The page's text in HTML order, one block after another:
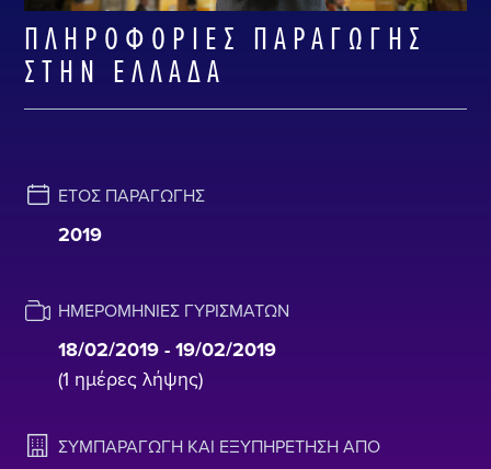
ΠΛΗΡΟΦΟΡΊΕΣ ΠΑΡΑΓΩΓΉΣ
ΣΤΗΝ ΕΛΛΆΔΑ
ΈΤΟΣ ΠΑΡΑΓΩΓΉΣ
2019
ΗΜΕΡΟΜΗΝΊΕΣ ΓΥΡΙΣΜΆΤΩΝ
18/02/2019 - 19/02/2019
(1 ημέρες λήψης)
ΣΥΜΠΑΡΑΓΩΓΉ ΚΑΙ ΕΞΥΠΗΡΈΤΗΣΗ ΑΠΌ